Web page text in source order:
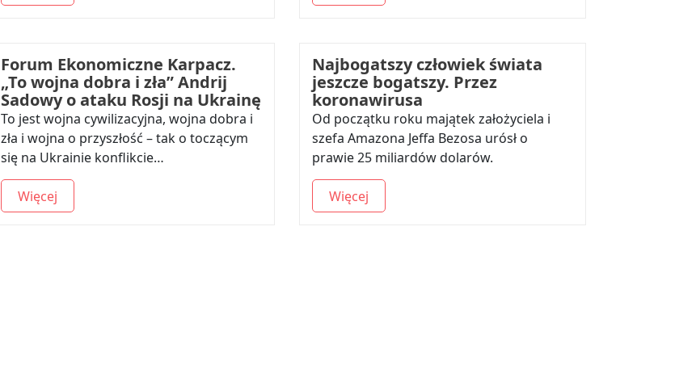
Forum Ekonomiczne Karpacz.
„To wojna dobra i zła” Andrij
Sadowy o ataku Rosji na Ukrainę
To jest wojna cywilizacyjna, wojna dobra i
zła i wojna o przyszłość – tak o toczącym
się na Ukrainie konflikcie…
Więcej
Najbogatszy człowiek świata
jeszcze bogatszy. Przez
koronawirusa
Od początku roku majątek założyciela i
szefa Amazona Jeffa Bezosa urósł o
prawie 25 miliardów dolarów.
Więcej